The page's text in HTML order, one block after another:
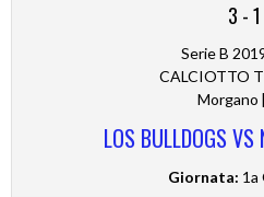
3 -1
Serie B
CALCIOTTO
Morgano
LOS BULLDOGS VS
Giornata: 1a